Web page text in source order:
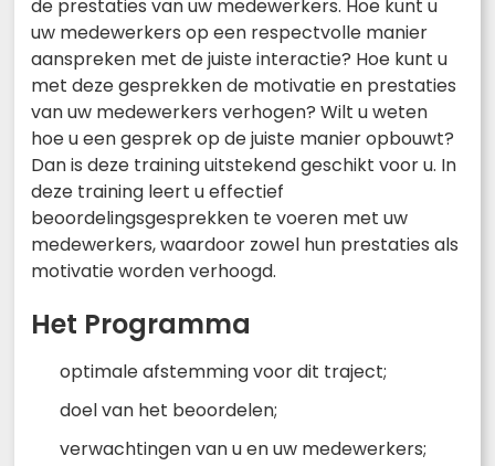
de prestaties van uw medewerkers. Hoe kunt u
uw medewerkers op een respectvolle manier
aanspreken met de juiste interactie? Hoe kunt u
met deze gesprekken de motivatie en prestaties
van uw medewerkers verhogen? Wilt u weten
hoe u een gesprek op de juiste manier opbouwt?
Dan is deze training uitstekend geschikt voor u. In
deze training leert u effectief
beoordelingsgesprekken te voeren met uw
medewerkers, waardoor zowel hun prestaties als
motivatie worden verhoogd.
Het Programma
optimale afstemming voor dit traject;
doel van het beoordelen;
verwachtingen van u en uw medewerkers;